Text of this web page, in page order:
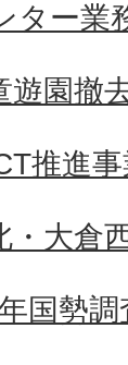
ター業
遊園撤
推進
・大倉
国勢